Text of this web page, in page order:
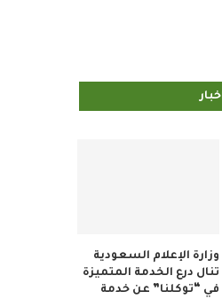
وزارة الإعلام السعودية
تنال درع الخدمة المتميزة
في “توكلنا” عن خدمة